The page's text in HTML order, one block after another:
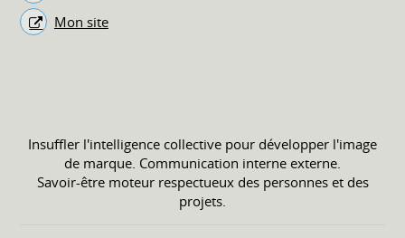
Mon site
Insuffler l'intelligence collective pour développer l'image
de marque. Communication interne externe.
Savoir-être moteur respectueux des personnes et des
projets.